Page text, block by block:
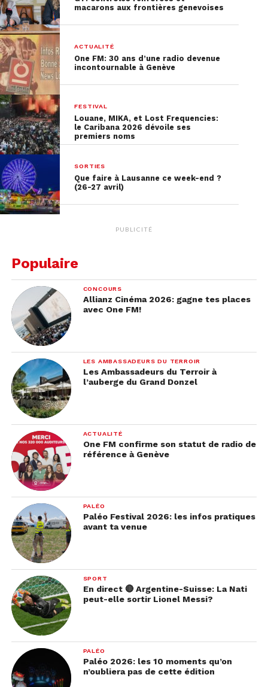
macarons aux frontières genevoises
ACTUALITÉ
One FM: 30 ans d’une radio devenue
incontournable à Genève
FESTIVAL
Louane, MIKA, et Lost Frequencies:
le Caribana 2026 dévoile ses
premiers noms
SORTIES
Que faire à Lausanne ce week-end ?
(26-27 avril)
PUBLICITÉ
Populaire
CONCOURS
Allianz Cinéma 2026: gagne tes places
avec One FM!
LES AMBASSADEURS DU TERROIR
Les Ambassadeurs du Terroir à
l’auberge du Grand Donzel
ACTUALITÉ
One FM confirme son statut de radio de
référence à Genève
PALÉO
Paléo Festival 2026: les infos pratiques
avant ta venue
SPORT
En direct 🔴 Argentine-Suisse: La Nati
peut-elle sortir Lionel Messi?
PALÉO
Paléo 2026: les 10 moments qu’on
n’oubliera pas de cette édition